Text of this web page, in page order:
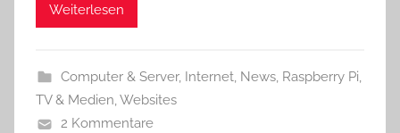
Weiterlesen
Computer & Server, Internet, News, Raspberry Pi,
TV & Medien,Websites
2 Kommentare